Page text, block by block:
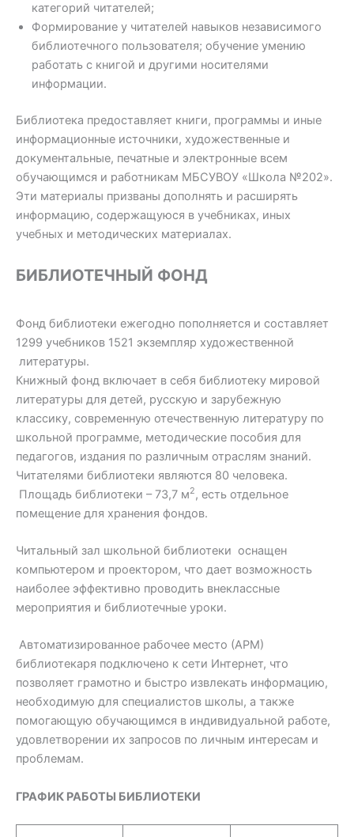
категорий читателей;
Формирование у читателей навыков независимого
библиотечного пользователя; обучение умению
работать с книгой и другими носителями
информации.
Библиотека предоставляет книги, программы и иные
информационные источники, художественные и
документальные, печатные и электронные всем
обучающимся и работникам МБСУВОУ «Школа №202».
Эти материалы призваны дополнять и расширять
информацию, содержащуюся в учебниках, иных
учебных и методических материалах.
БИБЛИОТЕЧНЫЙ ФОНД
Фонд библиотеки ежегодно пополняется и составляет
1299 учебников 1521 экземпляр художественной
литературы.
Книжный фонд включает в себя библиотеку мировой
литературы для детей, русскую и зарубежную
классику, современную отечественную литературу по
школьной программе, методические пособия для
педагогов, издания по различным отраслям знаний.
Читателями библиотеки являются 80 человека.
Площадь библиотеки – 73,7 м2 , есть отдельное
помещение для хранения фондов.
Читальный зал школьной библиотеки оснащен
компьютером и проектором, что дает возможность
наиболее эффективно проводить внеклассные
мероприятия и библиотечные уроки.
Автоматизированное рабочее место (АРМ)
библиотекаря подключено к сети Интернет, что
позволяет грамотно и быстро извлекать информацию,
необходимую для специалистов школы, а также
помогающую обучающимся в индивидуальной работе,
удовлетворении их запросов по личным интересам и
проблемам.
ГРАФИК РАБОТЫ БИБЛИОТЕКИ